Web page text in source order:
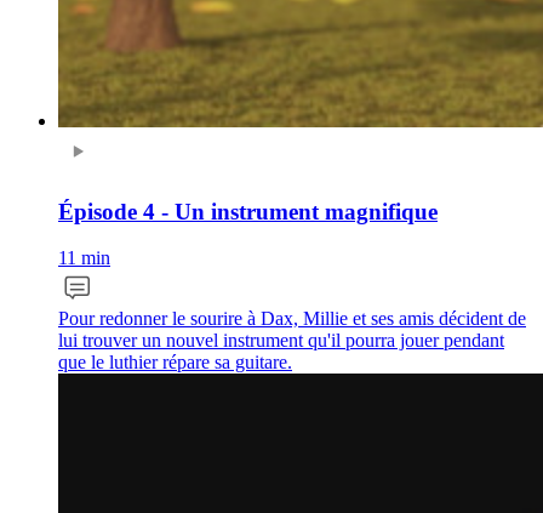
Épisode 4 - Un instrument magnifique
11 min
Pour redonner le sourire à Dax, Millie et ses amis décident de
lui trouver un nouvel instrument qu'il pourra jouer pendant
que le luthier répare sa guitare.